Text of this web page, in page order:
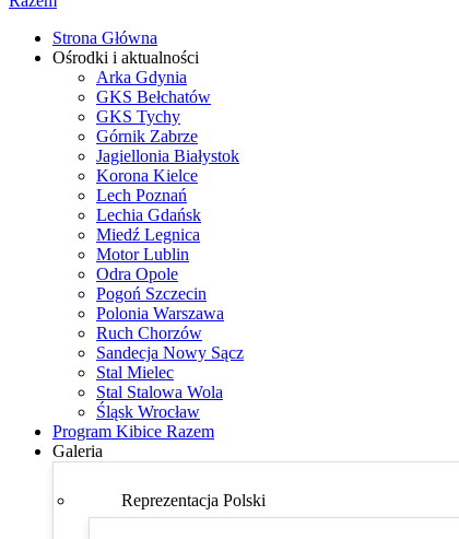
Strona Główna
Ośrodki i aktualności
Arka Gdynia
GKS Bełchatów
GKS Tychy
Górnik Zabrze
Jagiellonia Białystok
Korona Kielce
Lech Poznań
Lechia Gdańsk
Miedź Legnica
Motor Lublin
Odra Opole
Pogoń Szczecin
Polonia Warszawa
Ruch Chorzów
Sandecja Nowy Sącz
Stal Mielec
Stal Stalowa Wola
Śląsk Wrocław
Program Kibice Razem
Galeria
Reprezentacja Polski